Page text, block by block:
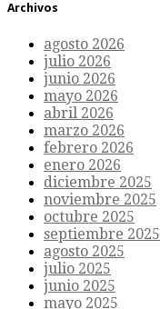
Archivos
agosto 2026
julio 2026
junio 2026
mayo 2026
abril 2026
marzo 2026
febrero 2026
enero 2026
diciembre 2025
noviembre 2025
octubre 2025
septiembre 2025
agosto 2025
julio 2025
junio 2025
mayo 2025